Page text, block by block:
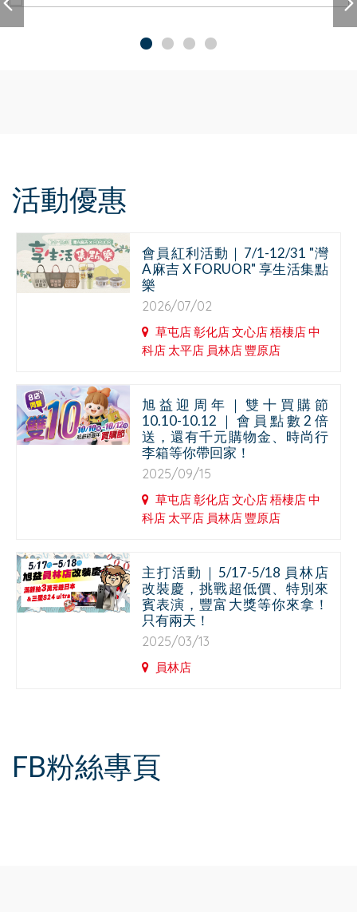
活動優惠
會員紅利活動｜7/1-12/31 "灣
A麻吉 X FORUOR" 享生活集點
樂
2026/07/02
草屯店 彰化店 文心店 梧棲店 中
科店 太平店 員林店 豐原店
旭益迎周年｜雙十買購節
10.10-10.12｜會員點數2倍
送，還有千元購物金、時尚行
李箱等你帶回家！
2025/09/15
草屯店 彰化店 文心店 梧棲店 中
科店 太平店 員林店 豐原店
主打活動｜5/17-5/18 員林店
改裝慶，挑戰超低價、特別來
賓表演，豐富大獎等你來拿！
只有兩天！
2025/03/13
員林店
FB粉絲專頁